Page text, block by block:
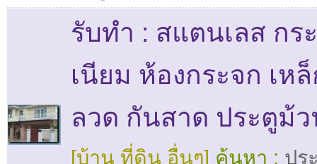
รับทำ : สแตนเลส กร
เนียม ห้องกระจก เห
ลวด กันสาด ประตูม้
[บ้าน ที่ดิน อื่นๆ] ค้นหา : ปร